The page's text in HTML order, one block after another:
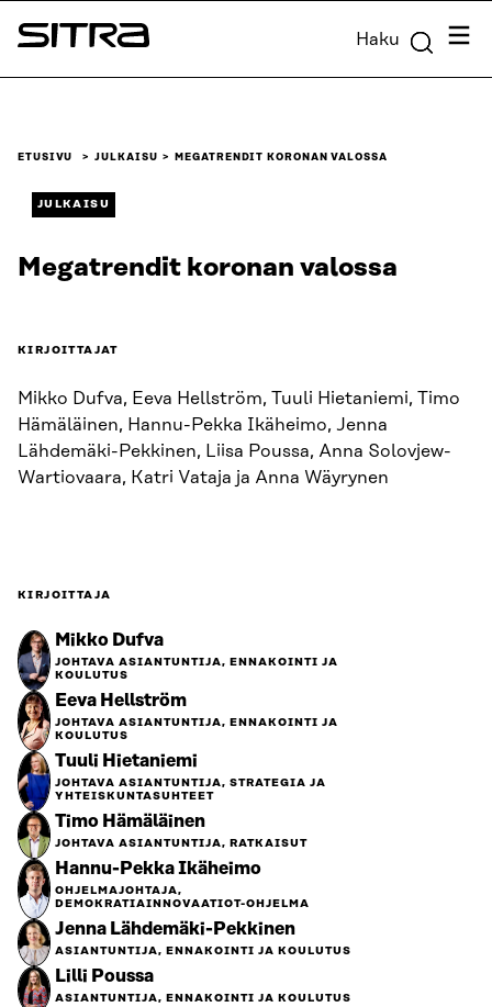
Siirry
suoraan
Sitra Haku
ETUSIVU JULKAISU MEGATRENDIT KORONAN VALOSSA
JULKAISU
Megatrendit koronan valossa
KIRJOITTAJAT
Mikko Dufva, Eeva Hellström, Tuuli Hietaniemi, Timo
Hämäläinen, Hannu-Pekka Ikäheimo, Jenna
Lähdemäki-Pekkinen, Liisa Poussa, Anna Solovjew-
Wartiovaara, Katri Vataja ja Anna Wäyrynen
KIRJOITTAJA
Mikko Dufva
JOHTAVA ASIANTUNTIJA, ENNAKOINTI JA
KOULUTUS
Eeva Hellström
JOHTAVA ASIANTUNTIJA, ENNAKOINTI JA
KOULUTUS
Tuuli Hietaniemi
JOHTAVA ASIANTUNTIJA, STRATEGIA JA
YHTEISKUNTASUHTEET
Timo Hämäläinen
JOHTAVA ASIANTUNTIJA, RATKAISUT
Hannu-Pekka Ikäheimo
OHJELMAJOHTAJA,
DEMOKRATIAINNOVAATIOT-OHJELMA
Jenna Lähdemäki-Pekkinen
ASIANTUNTIJA, ENNAKOINTI JA KOULUTUS
Lilli Poussa
ASIANTUNTIJA, ENNAKOINTI JA KOULUTUS